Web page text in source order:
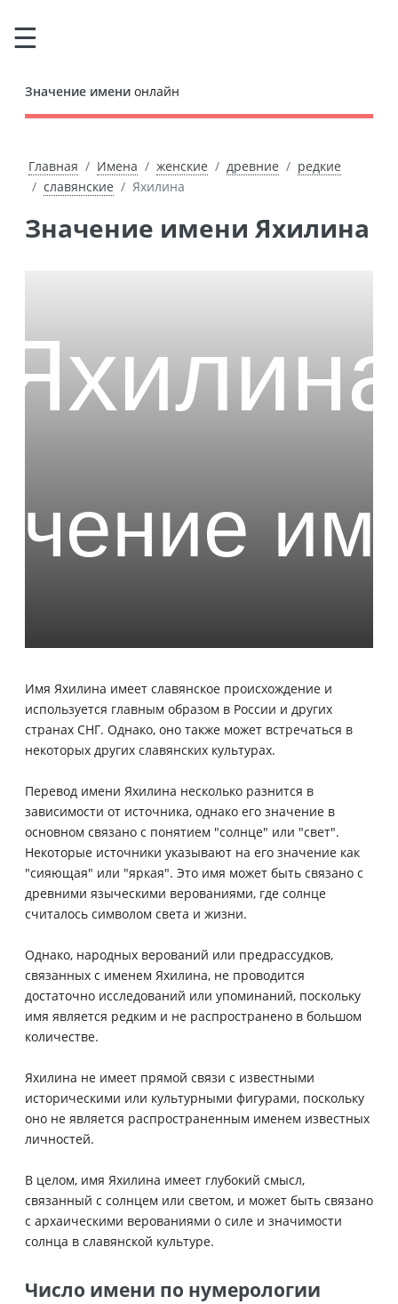
Значение имени онлайн
Главная Имена женские древние
редкие
славянские
Яхилина
Значение имени Яхилина
Имя Яхилина имеет славянское происхождение и
используется главным образом в России и других
странах СНГ. Однако, оно также может встречаться в
некоторых других славянских культурах.
Перевод имени Яхилина несколько разнится в
зависимости от источника, однако его значение в
основном связано с понятием "солнце" или "свет".
Некоторые источники указывают на его значение как
"сияющая" или "яркая". Это имя может быть связано с
древними языческими верованиями, где солнце
считалось символом света и жизни.
Однако, народных верований или предрассудков,
связанных с именем Яхилина, не проводится
достаточно исследований или упоминаний, поскольку
имя является редким и не распространено в большом
количестве.
Яхилина не имеет прямой связи с известными
историческими или культурными фигурами, поскольку
оно не является распространенным именем известных
личностей.
В целом, имя Яхилина имеет глубокий смысл,
связанный с солнцем или светом, и может быть связано
с архаическими верованиями о силе и значимости
солнца в славянской культуре.
Число имени по нумерологии